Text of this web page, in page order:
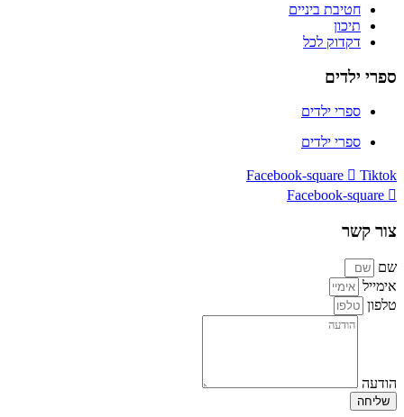
חטיבת ביניים
תיכון
דקדוק לכל
ספרי ילדים
ספרי ילדים
ספרי ילדים
Facebook-square
Tiktok
Facebook-square
צור קשר
שם
אימייל
טלפון
הודעה
שליחה